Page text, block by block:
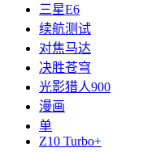
三星E6
续航测试
对焦马达
决胜苍穹
光影猎人900
漫画
单
Z10 Turbo+